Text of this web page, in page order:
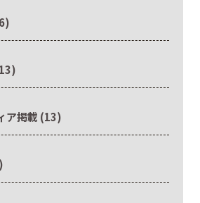
ア掲載 (13)